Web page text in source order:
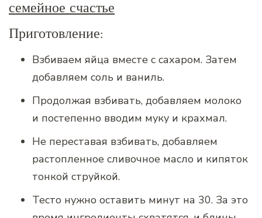
семейное счастье
Приготовление:
Взбиваем яйца вместе с сахаром. Затем
добавляем соль и ваниль.
Продолжая взбивать, добавляем молоко
и постепенно вводим муку и крахмал.
Не переставая взбивать, добавляем
растопленное сливочное масло и кипяток
тонкой струйкой.
Тесто нужно оставить минут на 30. За это